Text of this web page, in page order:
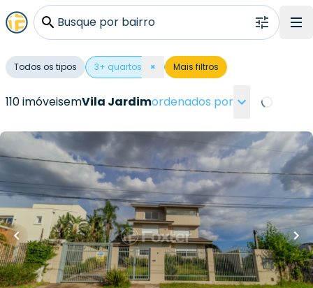
Busque por bairro
Todos os tipos 3+ quartos × Mais filtros
110 imóveisemVila Jardimordenados por
R$ 5.300.000,00
R$4.770.000,00
10
600m²•4quartos• 6banheiros•9vagas
Casa
Rua General Salvador Pinheiro,Vila Jardim,Porto
Alegre